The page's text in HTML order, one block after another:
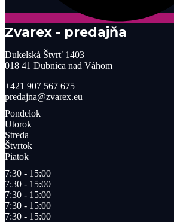
Zvarex - predajňa
Dukelská Štvrť 1403
018 41 Dubnica nad Váhom
+421 907 567 675
predajna@zvarex.eu
Pondelok
Utorok
Streda
Štvrtok
Piatok
7:30 - 15:00
7:30 - 15:00
7:30 - 15:00
7:30 - 15:00
7:30 - 15:00